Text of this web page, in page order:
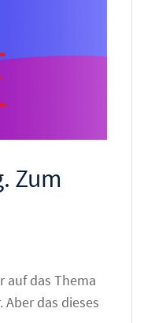
Zum
auf das Thema
das dieses